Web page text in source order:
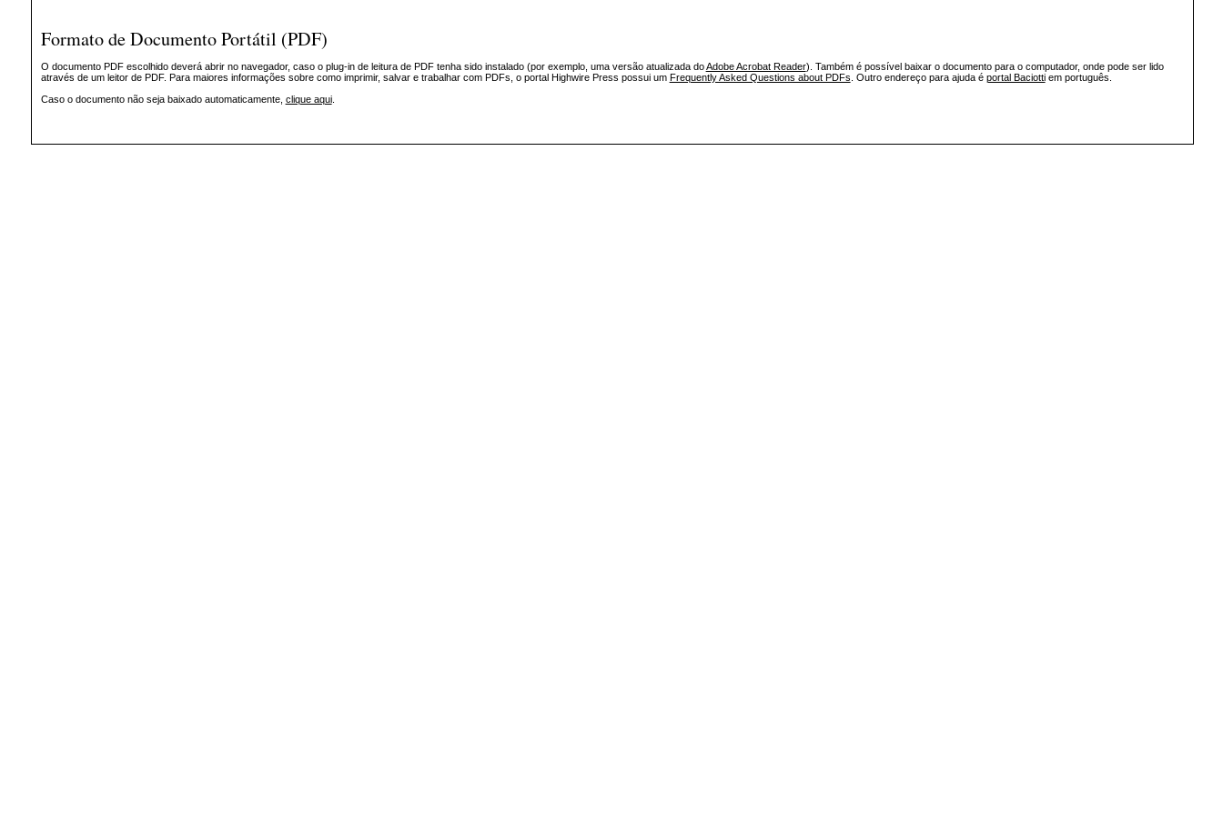
Formato de Documento Portátil (PDF)
O documento PDF escolhido deverá abrir no navegador, caso o plug-in de leitura de PDF tenha sido instalado (por exemplo, uma versão atualizada doAdobe Acrobat Reader). Também é possível baixar o documento para o computador, onde pode ser lido
através de um leitor de PDF. Para maiores informações sobre como imprimir, salvar e trabalhar com PDFs, o portal Highwire Press possui um Frequently Asked Questions about PDFs . Outro endereço para ajuda é portal Baciottiem português.
Caso o documento não seja baixado automaticamente, clique aqui.